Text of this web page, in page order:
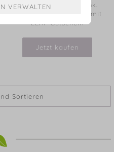
Das perfekte Geschenk.
Schenken Sie freude - mit
LEAF Gutschein
Jetzt kaufen
Sortieren